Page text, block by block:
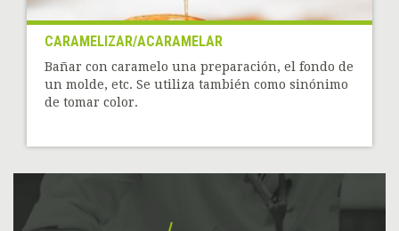
CARAMELIZAR/ACARAMELAR
Bañar con caramelo una preparación, el fondo de
un molde, etc. Se utiliza también como sinónimo
de tomar color.